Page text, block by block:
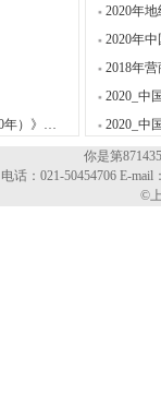
国家旅游局关于印发《旅游质量发展纲要（2013-2020年）》的通知
2020年
2020年
2018年
2020_中
2020_中
你是第
电话：021-50454706 E-
©